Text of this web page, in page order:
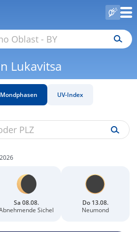
Lukavitsa
Mondphasen UV-Index
Sa 08.08.
Sichel
Do 13.08.
Neumond